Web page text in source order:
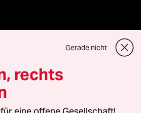
Vertriebs GmbH
rechtlichen Fragen oder für Genehmigungen
Gerade nicht
rechts